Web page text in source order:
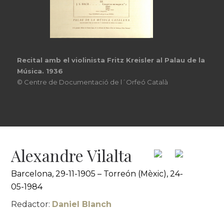
Recital amb el violinista Fritz Kreisler al Palau de la
Música. 1936
© Centre de Documentació de l´Orfeó Català
Alexandre Vilalta
Barcelona, 29-11-1905 – Torreón (Mèxic), 24-
05-1984
Redactor: Daniel Blanch